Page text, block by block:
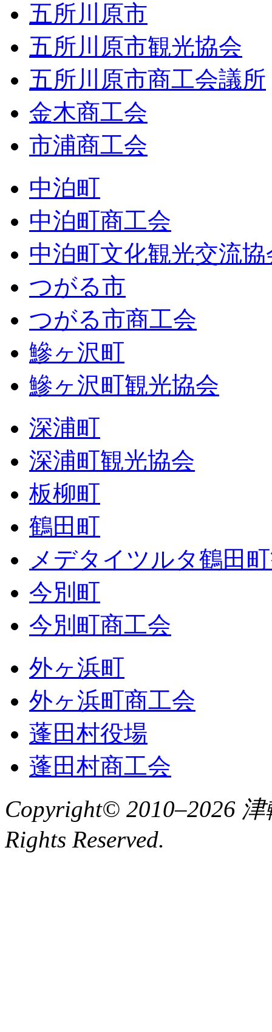
五所川原市
五所川原市観光協会
五所川原市商工会議所
金木商工会
市浦商工会
中泊町
中泊町商工会
中泊町文化観光交流協
つがる市
つがる市商工会
鰺ヶ沢町
鰺ヶ沢町観光協会
深浦町
深浦町観光協会
板柳町
鶴田町
メデタイツルタ鶴田
今別町
今別町商工会
外ヶ浜町
外ヶ浜町商工会
蓬田村役場
蓬田村商工会
Copyright© 2010–2026
Rights Reserved.